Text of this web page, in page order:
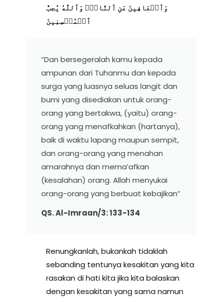
وَٱلۡعَافِينَ عَنِ ٱلنَّاسِۗ وَٱللَّهُ يُحِبُّ
ٱلۡمُحۡسِنِينَ
“Dan bersegeralah kamu kepada
ampunan dari Tuhanmu dan kepada
surga yang luasnya seluas langit dan
bumi yang disediakan untuk orang-
orang yang bertakwa, (yaitu) orang-
orang yang menafkahkan (hartanya),
baik di waktu lapang maupun sempit,
dan orang-orang yang menahan
amarahnya dan mema’afkan
(kesalahan) orang. Allah menyukai
orang-orang yang berbuat kebajikan”
QS. Al-Imraan/3: 133-134
Renungkanlah, bukankah tidaklah
sebanding tentunya kesakitan yang kita
rasakan di hati kita jika kita balaskan
dengan kesakitan yang sama namun